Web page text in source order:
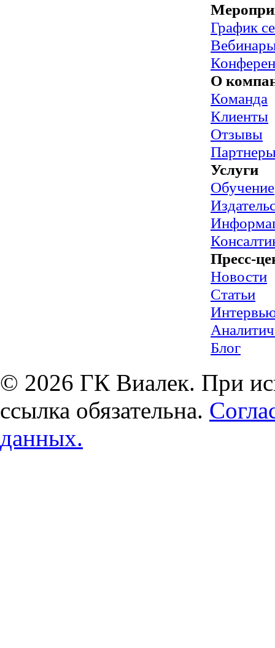
График
О
Команда
Клиенты
Отзывы
Услуги
Обучение
Пресс-
Новости
Статьи
Блог
© 2026 ГК Виалек. При
ссылка обязательна.
данных.